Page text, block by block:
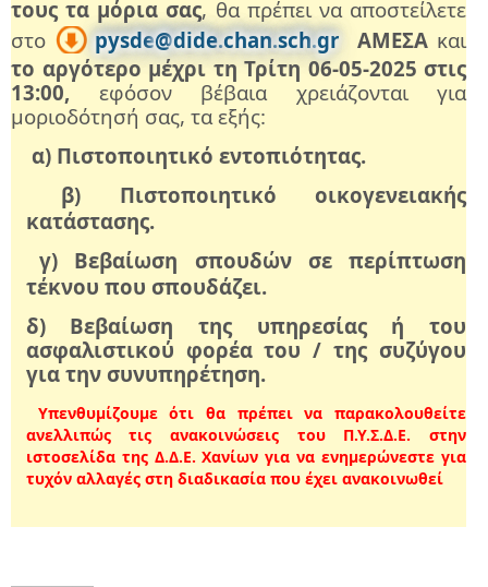
τους τα μόρια σας, θα πρέπει να αποστείλετε
στο
pysde@dide.chan.sch.gr ΑΜΕΣΑκαι
το αργότερο μέχρι τη Τρίτη 06-05-2025 στις
13:00, εφόσον βέβαια χρειάζονται για
μοριοδότησή σας, τα εξής:
α) Πιστοποιητικό εντοπιότητας.
β) Πιστοποιητικό οικογενειακής
κατάστασης.
γ) Βεβαίωση σπουδών σε περίπτωση
τέκνου που σπουδάζει.
δ) Βεβαίωση της υπηρεσίας ή του
ασφαλιστικού φορέα του / της συζύγου
για την συνυπηρέτηση.
Υπενθυμίζουμε ότι θα πρέπει να παρακολουθείτε
ανελλιπώς τις ανακοινώσεις του Π.Υ.Σ.Δ.Ε. στην
ιστοσελίδα της Δ.Δ.Ε. Χανίων για να ενημερώνεστε για
τυχόν αλλαγές στη διαδικασία που έχει ανακοινωθεί